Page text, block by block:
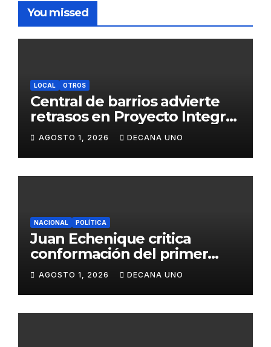
You missed
LOCAL OTROS
Central de barrios advierte
retrasos en Proyecto Integral
de Agua y Alcantarillado para
Juliaca
AGOSTO 1, 2026 DECANA UNO
NACIONAL POLÍTICA
Juan Echenique critica
conformación del primer
gabinete ministerial de Keiko
Fujimori
AGOSTO 1, 2026 DECANA UNO